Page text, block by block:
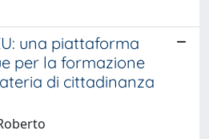
una piattaforma
per la formazione
di cittadinanza